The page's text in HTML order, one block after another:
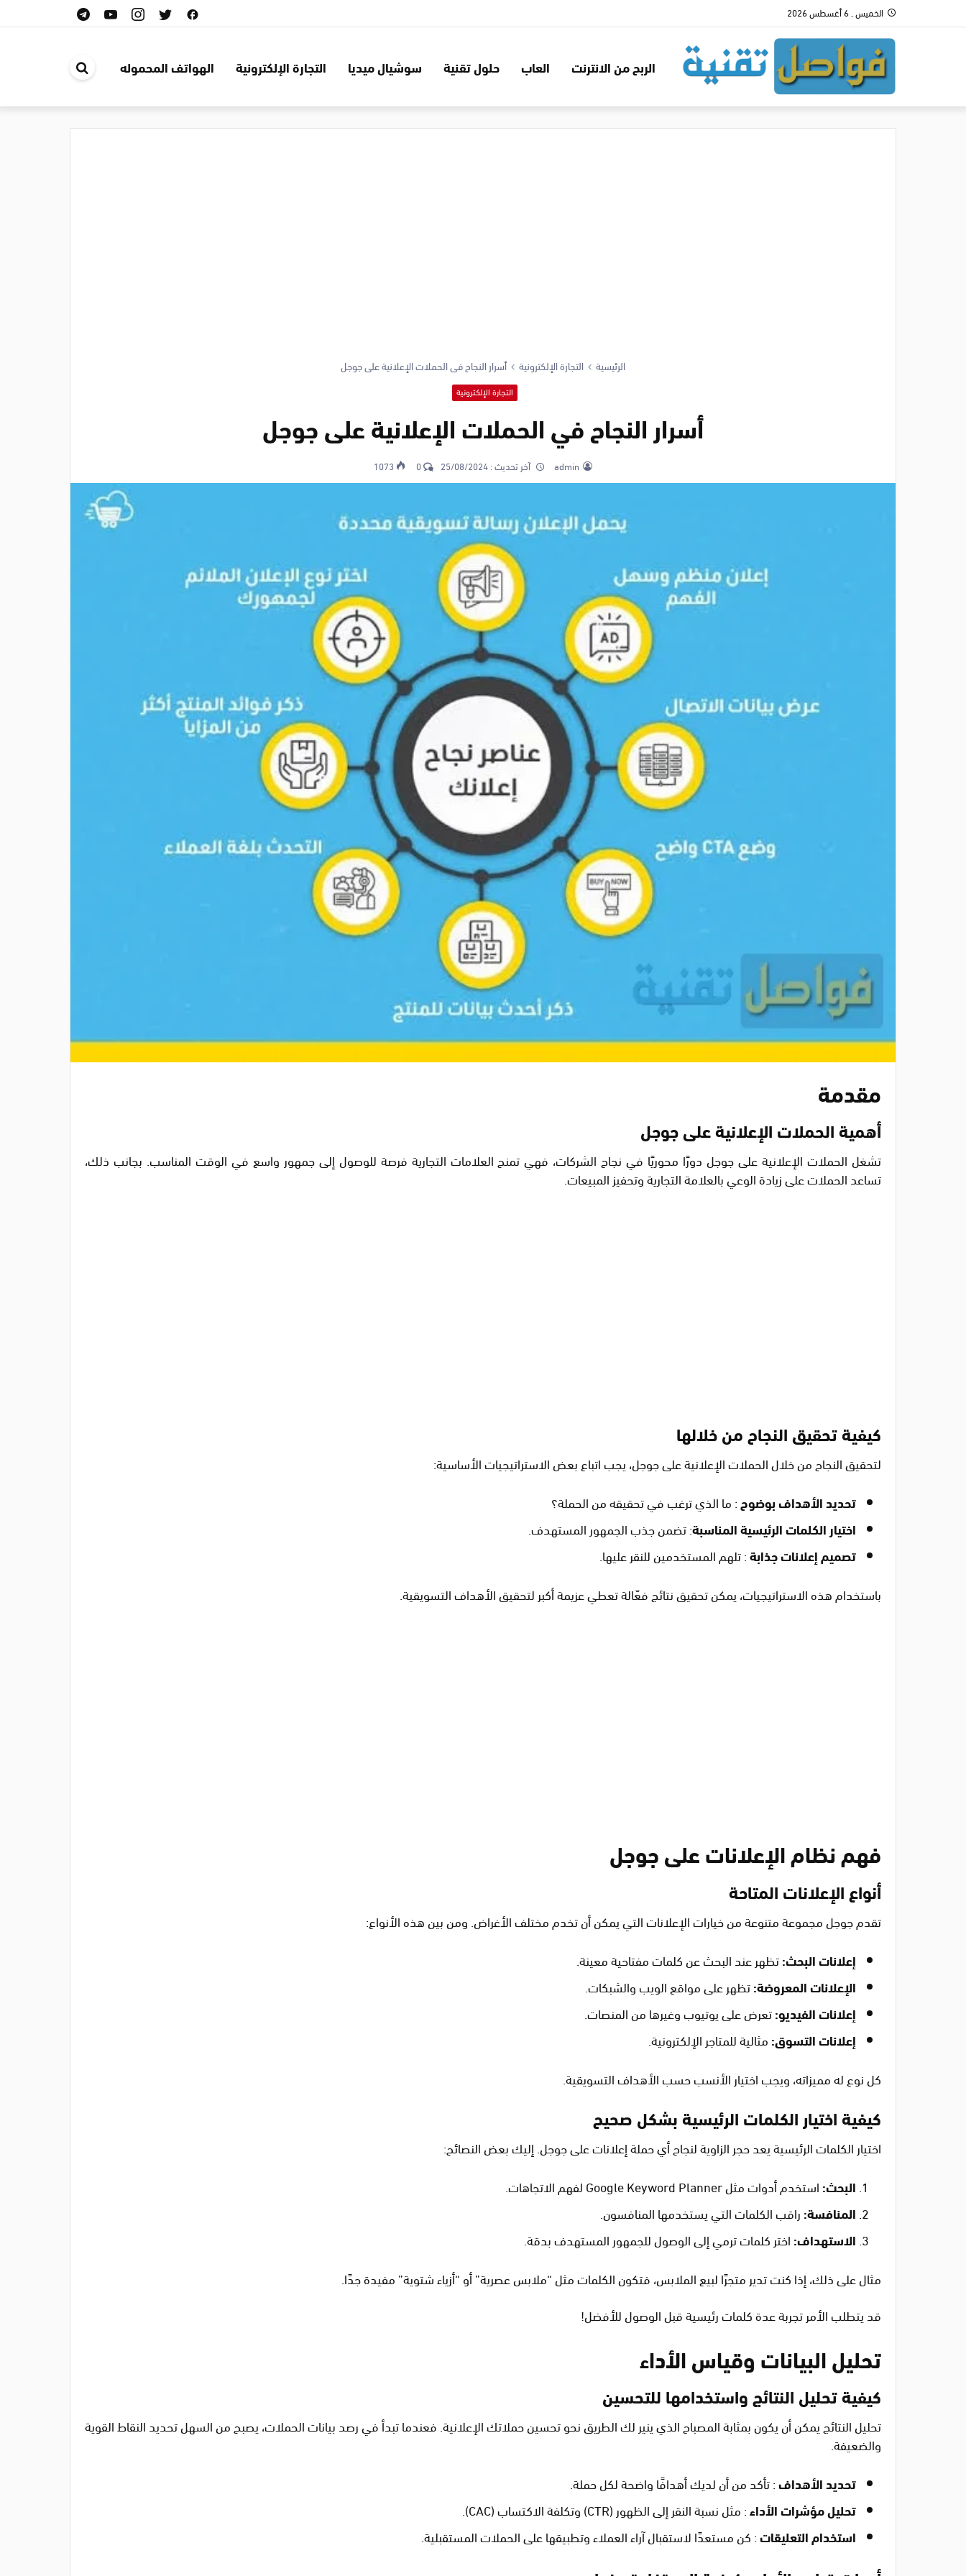
الخميس , 6 أغسطس 2026
الربح من الانترنت العاب حلول تقنية سوشيال ميديا التجارة الإلكترونية الهواتف المحموله
الرئيسية التجارة الإلكترونية أسرار النجاح في الحملات الإعلانية على جوجل
التجارة الإلكترونية
أسرار النجاح في الحملات الإعلانية على جوجل
admin آخر تحديث :25/08/2024
0
1073
مقدمة
أهمية الحملات الإعلانية على جوجل
تشغل الحملات الإعلانية على جوجل دورًا محوريًا في نجاح الشركات، فهي تمنح العلامات التجارية فرصة للوصول إلى جمهور واسع في الوقت المناسب. بجانب ذلك،
تساعد الحملات على زيادة الوعي بالعلامة التجارية وتحفيز المبيعات.
كيفية تحقيق النجاح من خلالها
لتحقيق النجاح من خلال الحملات الإعلانية على جوجل، يجب اتباع بعض الاستراتيجيات الأساسية:
تحديد الأهداف بوضوح: ما الذي ترغب في تحقيقه من الحملة؟
اختيار الكلمات الرئيسية المناسبة: تضمن جذب الجمهور المستهدف.
تصميم إعلانات جذابة: تلهم المستخدمين للنقر عليها.
باستخدام هذه الاستراتيجيات، يمكن تحقيق نتائج فعّالة تعطي عزيمة أكبر لتحقيق الأهداف التسويقية.
فهم نظام الإعلانات على جوجل
أنواع الإعلانات المتاحة
تقدم جوجل مجموعة متنوعة من خيارات الإعلانات التي يمكن أن تخدم مختلف الأغراض. ومن بين هذه الأنواع:
إعلانات البحث:تظهر عند البحث عن كلمات مفتاحية معينة.
الإعلانات المعروضة:تظهر على مواقع الويب والشبكات.
إعلانات الفيديو:تعرض على يوتيوب وغيرها من المنصات.
إعلانات التسوق:مثالية للمتاجر الإلكترونية.
كل نوع له مميزاته، ويجب اختيار الأنسب حسب الأهداف التسويقية.
كيفية اختيار الكلمات الرئيسية بشكل صحيح
اختيار الكلمات الرئيسية يعد حجر الزاوية لنجاح أي حملة إعلانات على جوجل. إليك بعض النصائح:
البحث:استخدم أدوات مثل Google Keyword Planner لفهم الاتجاهات.
المنافسة:راقب الكلمات التي يستخدمها المنافسون.
الاستهداف:اختر كلمات ترمي إلى الوصول للجمهور المستهدف بدقة.
مثال على ذلك، إذا كنت تدير متجرًا لبيع الملابس، فتكون الكلمات مثل “ملابس عصرية” أو “أزياء شتوية” مفيدة جدًا.
قد يتطلب الأمر تجربة عدة كلمات رئيسية قبل الوصول للأفضل!
تحليل البيانات وقياس الأداء
كيفية تحليل النتائج واستخدامها للتحسين
تحليل النتائج يمكن أن يكون بمثابة المصباح الذي ينير لك الطريق نحو تحسين حملاتك الإعلانية. فعندما تبدأ في رصد بيانات الحملات، يصبح من السهل تحديد النقاط القوية
والضعيفة.
تحديد الأهداف: تأكد من أن لديك أهدافًا واضحة لكل حملة.
تحليل مؤشرات الأداء: مثل نسبة النقر إلى الظهور (CTR) وتكلفة الاكتساب (CAC).
استخدام التعليقات: كن مستعدًا لاستقبال آراء العملاء وتطبيقها على الحملات المستقبلية.